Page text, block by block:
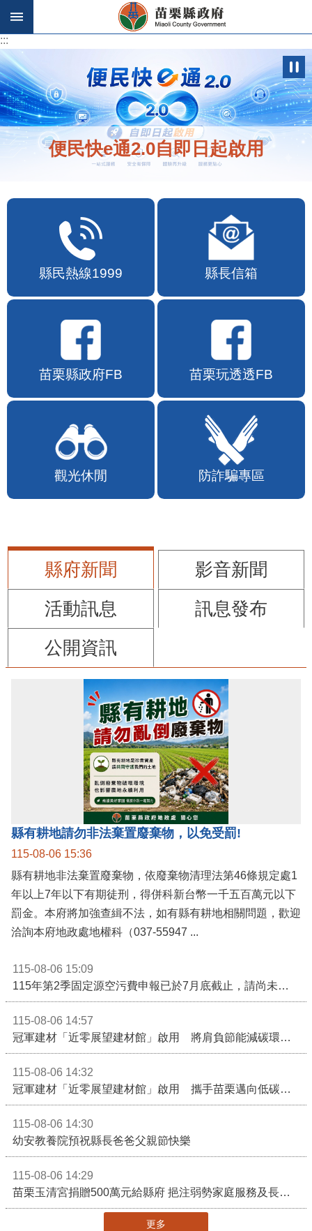
跳到主要內容區塊
:::
:::
便民快e通2.0自即日起啟用
縣民熱線1999 縣長信箱
苗栗縣政府FB 苗栗玩透透FB
觀光休閒 防詐騙專區
縣府新聞
影音新聞
活動訊息
訊息發布
公開資訊
縣有耕地請勿非法棄置廢棄物，以免受罰!
115-08-06 15:36
縣有耕地非法棄置廢棄物，依廢棄物清理法第46條規定處1
年以上7年以下有期徒刑，得併科新台幣一千五百萬元以下
罰金。本府將加強查緝不法，如有縣有耕地相關問題，歡迎
洽詢本府地政處地權科（037-55947 ...
115-08-06 15:09
115年第2季固定源空污費申報已於7月底截止，請尚未申報公私場所儘速完成申繳，以免面臨滯納金及罰鍰!
115-08-06 14:57
冠軍建材「近零展望建材館」啟用 將肩負節能減碳環境教育重任
115-08-06 14:32
冠軍建材「近零展望建材館」啟用 攜手苗栗邁向低碳建築新未來
115-08-06 14:30
幼安教養院預祝縣長爸爸父親節快樂
115-08-06 14:29
苗栗玉清宮捐贈500萬元給縣府 挹注弱勢家庭服務及長照醫療資源
更多